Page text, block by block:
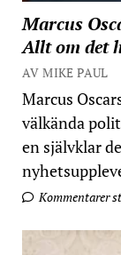
Marcus
Allt om det
AV MIKE PAUL
Marcus
välkända
en självklar
Kommentarer